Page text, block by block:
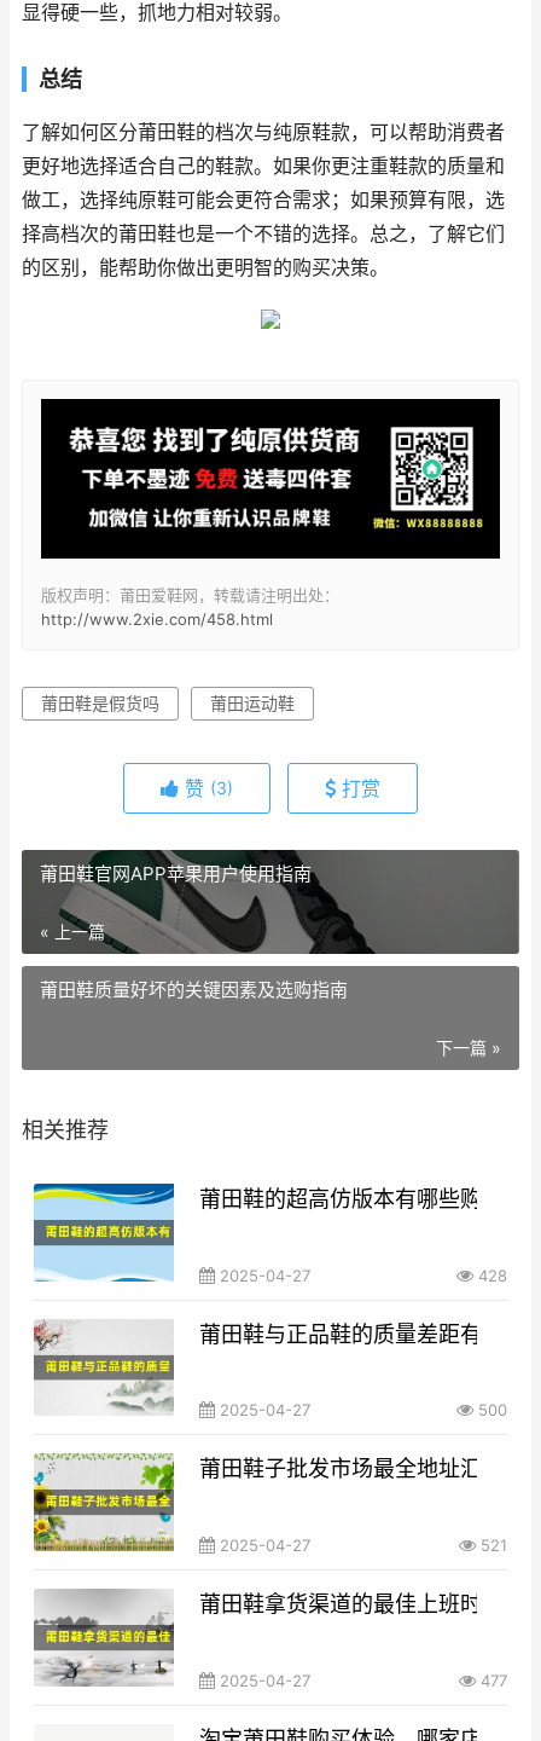
显得硬一些，抓地力相对较弱。
总结
了解如何区分莆田鞋的档次与纯原鞋款，可以帮助消费者
更好地选择适合自己的鞋款。如果你更注重鞋款的质量和
做工，选择纯原鞋可能会更符合需求；如果预算有限，选
择高档次的莆田鞋也是一个不错的选择。总之，了解它们
的区别，能帮助你做出更明智的购买决策。
版权声明：莆田爱鞋网，转载请注明出处：
http://www.2xie.com/458.html
莆田鞋是假货吗 莆田运动鞋
赞 (3) 打赏
莆田鞋官网APP苹果用户使用指南
« 上一篇
莆田鞋质量好坏的关键因素及选购指南
下一篇 »
相关推荐
莆田鞋的超高仿版本有哪些购买途
2025-04-27 428
莆田鞋与正品鞋的质量差距有多大
2025-04-27 500
莆田鞋子批发市场最全地址汇总，
2025-04-27 521
莆田鞋拿货渠道的最佳上班时间与
2025-04-27 477